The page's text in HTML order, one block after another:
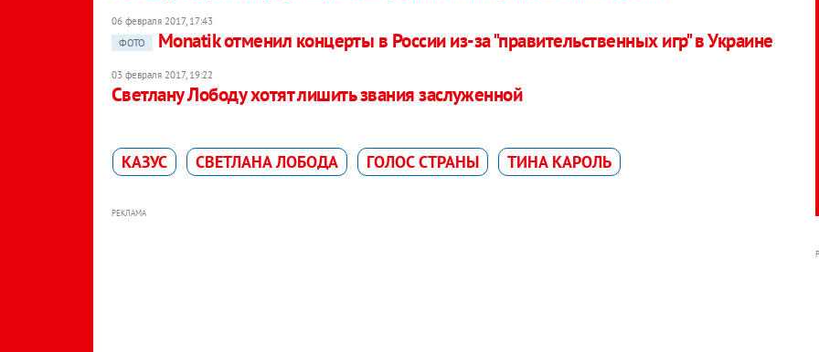
06 февраля 2017, 17:43
ФОТО
Monatik отменил концерты в России из-за "правительственных игр" в Украине
03 февраля 2017, 19:22
Светлану Лободу хотят лишить звания заслуженной
КАЗУС СВЕТЛАНА ЛОБОДА ГОЛОС СТРАНЫ ТИНА КАРОЛЬ
РЕКЛАМА